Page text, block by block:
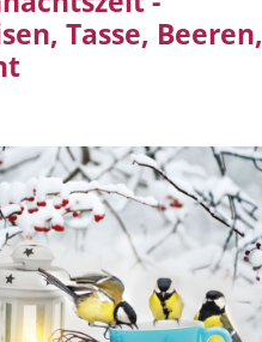
Tasse, Beeren,